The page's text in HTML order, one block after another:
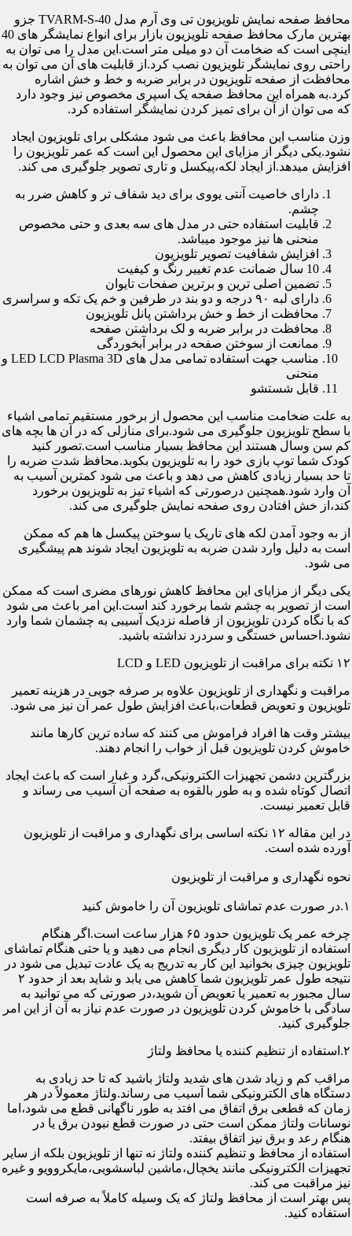
محافظ صفحه نمایش تلویزیون تی وی آرم مدل TVARM-S-40 جزو
بهترین مارک محافظ صفحه تلویزیون بازار برای انواع نمایشگر های 40
اینچی است که ضخامت آن دو میلی متر است.این مدل را می توان به
راحتی روی نمایشگر تلویزیون نصب کرد.از قابلیت های آن می توان به
محافظت از صفحه تلویزیون در برابر ضربه و خط و خش اشاره
کرد.به همراه این محافظ صفحه یک اسپری مخصوص نیز وجود دارد
که می توان از آن برای تمیز کردن نمایشگر استفاده کرد.
وزن مناسب این محافظ باعث می شود مشکلی برای تلویزیون ایجاد
نشود.یکی دیگر از مزایای این محصول این است که عمر تلویزیون را
افزایش میدهد.از ایجاد لکه،پیکسل و تاری تصویر جلوگیری می کند.
دارای خاصیت آنتی یووی برای دید شفاف تر و کاهش ضرر به
چشم.
قابلیت استفاده حتی در مدل های سه بعدی و حتی مخصوص
منحنی ها نیز موجود میباشد.
افزایش شفافیت تصویر تلویزیون
10 سال ضمانت عدم تغییر رنگ و کیفیت
تضمین اصلی ترین و برترین صفحات تایوان
دارای لبه ۹۰ درجه و دو بند در طرفین و خم یک تکه و سراسری
محافظت از خط و خش برداشتن پانل تلویزیون
محافظت در برابر ضربه و لک برداشتن صفحه
ممانعت از سوختن صفحه در برابر آبخوردگی
مناسب جهت استفاده تمامی مدل های LED LCD Plasma 3D و
منحنی
قابل شستشو
به علت ضخامت مناسب این محصول از برخور مستقیم تمامی اشیاء
با سطح تلویزیون جلوگیری می شود.برای منازلی که در آن ها بچه های
کم سن وسال هستند این محافظ بسیار مناسب است.تصور کنید
کودک شما توپ بازی خود را به تلویزیون بکوبد.محافظ شدت ضربه را
تا حد بسیار زیادی کاهش می دهد و باعث می شود کمترین آسیب به
آن وارد شود.همچنین درصورتی که اشیاء تیز به تلویزیون برخورد
کند،از خش افتادن روی صفحه نمایش جلوگیری می کند.
از به وجود آمدن لکه های تاریک یا سوختن پیکسل ها هم که ممکن
است به دلیل وارد شدن ضربه به تلویزیون ایجاد شوند هم پیشگیری
می شود.
یکی دیگر از مزایای این محافظ کاهش نورهای مضری است که ممکن
است از تصویر به چشم شما برخورد کند است.این امر باعث می شود
که با نگاه کردن تلویزیون از فاصله نزدیک آسیبی به چشمان شما وارد
نشود.احساس خستگی و سردرد نداشته باشید.
۱۲ نکته برای مراقبت از تلویزیون LED و LCD
مراقبت و نگهداری از تلویزیون علاوه بر صرفه جویی در هزینه تعمیر
تلویزیون و تعویض قطعات،باعث افزایش طول عمر آن نیز می شود.
بیشتر وقت ها افراد فراموش می کنند که ساده ترین کارها مانند
خاموش کردن تلویزیون قبل از خواب را انجام دهند.
بزرگترین دشمن تجهیزات الکترونیکی،گرد و غبار است که باعث ایجاد
اتصال کوتاه شده و به طور بالقوه به صفحه آن آسیب می رساند و
قابل تعمیر نیست.
در این مقاله ۱۲ نکته اساسی برای نگهداری و مراقبت از تلویزیون
آورده شده است.
نحوه نگهداری و مراقبت از تلویزیون
۱.در صورت عدم تماشای تلویزیون آن را خاموش کنید
چرخه عمر یک تلویزیون حدود ۶۵ هزار ساعت است.اگر هنگام
استفاده از تلویزیون کار دیگری انجام می دهید و یا حتی هنگام تماشای
تلویزیون چیزی بخوانید این کار به تدریج به یک عادت تبدیل می شود در
نتیجه طول عمر تلویزیون شما کاهش می یابد و شاید بعد از حدود ۲
سال مجبور به تعمیر یا تعویض آن شوید،در صورتی که می توانید به
سادگی با خاموش کردن تلویزیون در صورت عدم نیاز به آن از این امر
جلوگیری کنید.
۲.استفاده از تنظیم کننده یا محافظ ولتاژ
مراقب کم و زیاد شدن های شدید ولتاژ باشید که تا حد زیادی به
دستگاه های الکترونیکی شما آسیب می رساند.ولتاژ معمولاً در هر
زمان که قطعی برق اتفاق می افتد به طور ناگهانی قطع می شود،اما
نوسانات ولتاژ ممکن است حتی در صورت قطع نبودن برق یا در
هنگام رعد و برق نیز اتفاق بیفتد.
استفاده از محافظ و تنظیم کننده ولتاژ نه تنها از تلویزیون بلکه از سایر
تجهیزات الکترونیکی مانند یخچال،ماشین لباسشویی،مایکروویو و غیره
نیز مراقبت می کند.
پس بهتر است از محافظ ولتاژ که یک وسیله کاملاً به صرفه است
استفاده کنید.